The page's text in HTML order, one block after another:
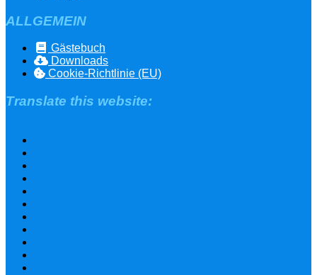
ALLGEMEIN
Gästebuch
Downloads
Cookie-Richtlinie (EU)
Translate this website: